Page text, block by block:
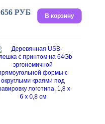
ЧИПОМ
656 РУБ В корзину